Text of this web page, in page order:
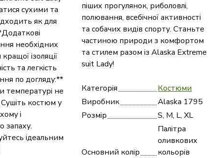
піших прогулянок, риболовлі,
полювання, всебічної активності
та собачих видів спорту. Станьте
частиною природи з комфортом
та стилем разом із Alaska Extreme
suit Lady!
Категорія
Костюми
Виробник
Alaska 1795
Розмір
S, M, L, XL
Основний колір
Палітра
оливкових
кольорів
сухими та
як для
необхідних
ізоляції
та легкість
по догляду:**
не
костюм у
і
запаху.
ідеальним